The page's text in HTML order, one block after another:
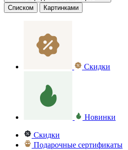
Списком
Картинками
Скидки
Новинки
Скидки
Подарочные сертификаты